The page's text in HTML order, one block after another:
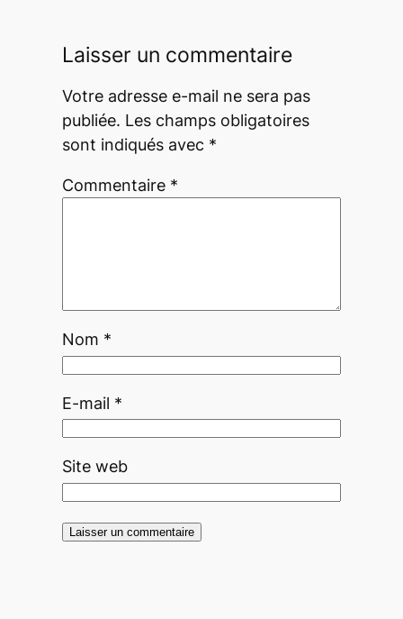
Laisser un commentaire
Votre adresse e-mail ne sera pas
publiée. Les champs obligatoires
sont indiqués avec *
Commentaire *
Nom *
E-mail *
Site web